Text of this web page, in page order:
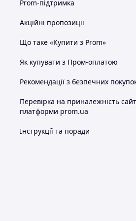
Не проґавте можливість
паперовими формами для
Prom-підтримка
Акційні пропозиції
Що таке «Купити з Prom»
Як купувати з Пром-оплатою
Рекомендації з безпечних
Перевірка на приналежність
платформи prom.ua
Інструкції та поради